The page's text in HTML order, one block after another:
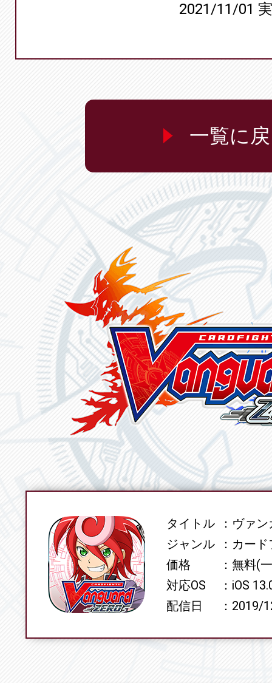
2021/11/01
一覧に
SPECタイトル
ヴァン
ジャンル
カード
価格
無料(
対応OS
iOS
配信日
2019/